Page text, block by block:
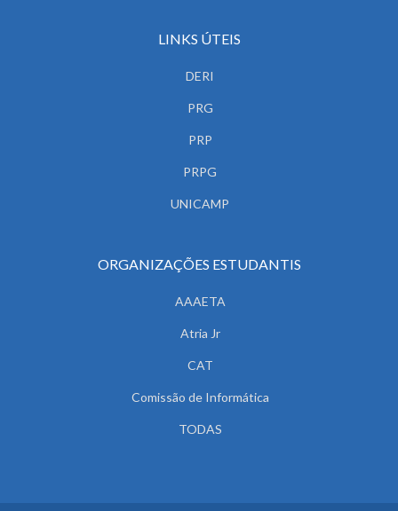
LINKS ÚTEIS
DERI
PRG
PRP
PRPG
UNICAMP
ORGANIZAÇÕES ESTUDANTIS
AAAETA
Atria Jr
CAT
Comissão de Informática
TODAS